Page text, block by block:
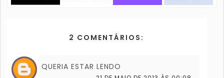
2 COMENTÁRIOS:
QUERIA ESTAR LENDO